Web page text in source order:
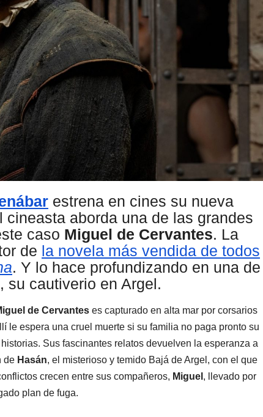
estrena en cines su nueva
cineasta aborda una de las grandes
caso Miguel de Cervantes. La
de la novela más vendida de todos
. Y lo hace profundizando en una de
su cautiverio en Argel.
de Cervantes es capturado en alta mar por corsarios
le espera una cruel muerte si su familia no paga pronto su
Sus fascinantes relatos devuelven la esperanza a
de Hasán, el misterioso y temido Bajá de Argel, con el que
crecen entre sus compañeros, Miguel , llevado por
plan de fuga.